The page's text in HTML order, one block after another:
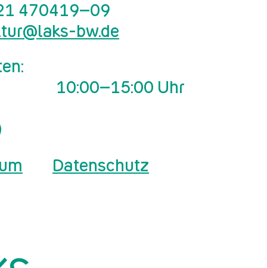
470419–09
bw.de
10:00–15:00 Uhr
Datenschutz